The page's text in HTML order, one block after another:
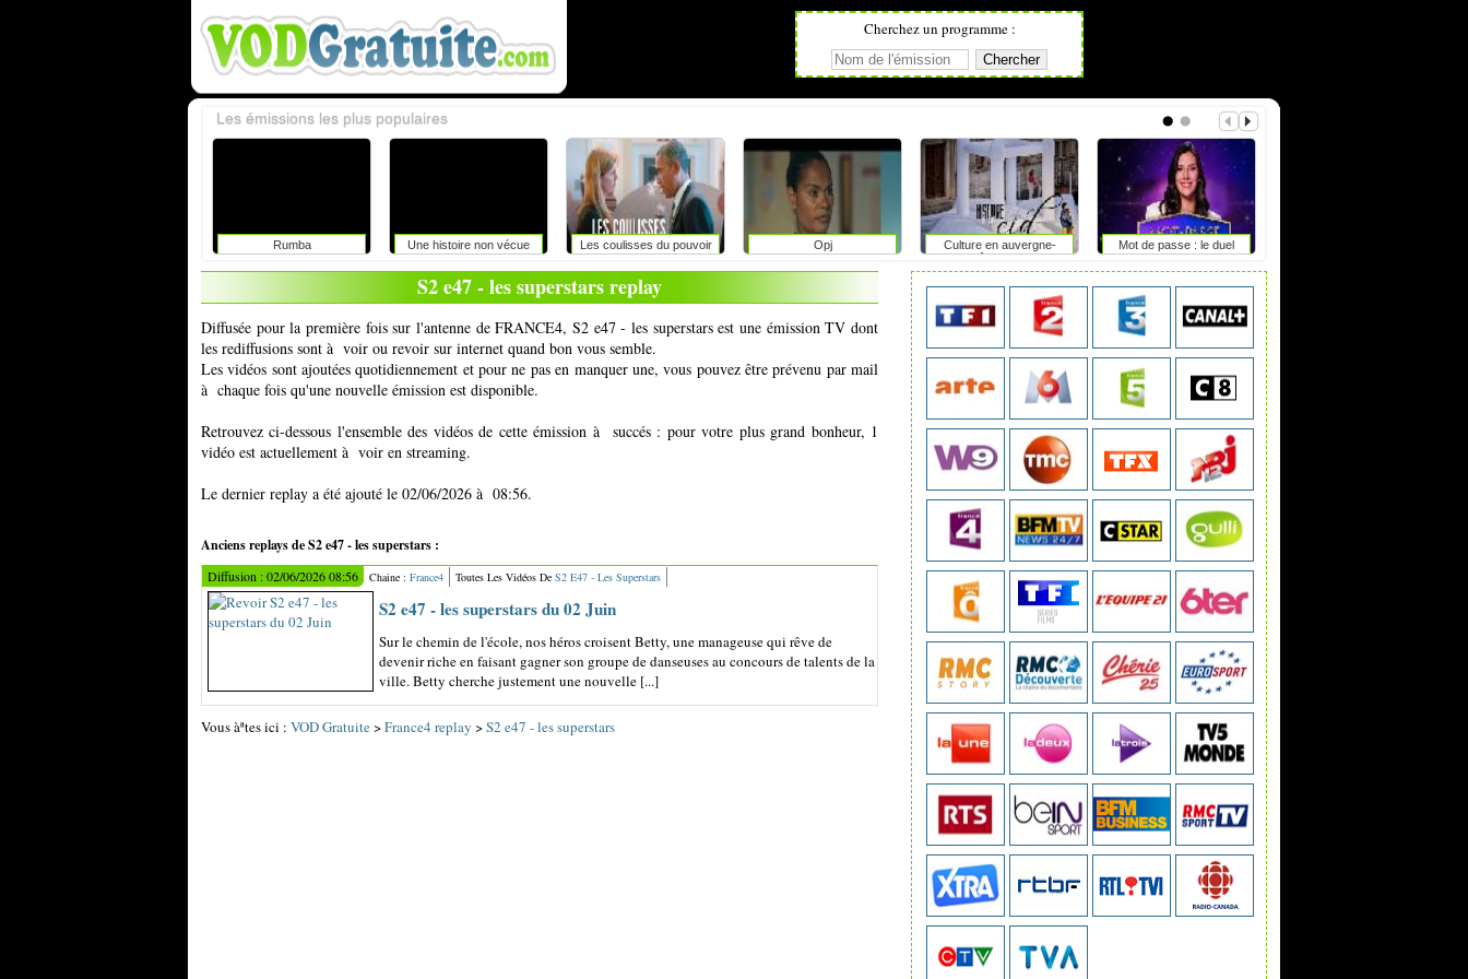
Cherchez un programme :
Rumba Une histoire non vécue Les coulisses du pouvoir Opj
Culture en auvergne-
rhône-alpes
Mot de passe : le duel
Les émissions les plus populaires
S2 e47 - les superstars replay
Diffusée pour la première fois sur l'antenne de FRANCE4, S2 e47 - les superstars est une émission TV dont
les rediffusions sont à voir ou revoir sur internet quand bon vous semble.
Les vidéos sont ajoutées quotidiennement et pour ne pas en manquer une, vous pouvez être prévenu par mail
à chaque fois qu'une nouvelle émission est disponible.
Retrouvez ci-dessous l'ensemble des vidéos de cette émission à succés : pour votre plus grand bonheur, 1
vidéo est actuellement à voir en streaming.
Le dernier replay a été ajouté le 02/06/2026 à 08:56.
Anciens replays de S2 e47 - les superstars :
Diffusion : 02/06/2026 08:56 Chaine : France4 Toutes Les Vidéos De S2 E47 - Les Superstars
S2 e47 - les superstars du 02 Juin
Sur le chemin de l'école, nos héros croisent Betty, une manageuse qui rêve de
devenir riche en faisant gagner son groupe de danseuses au concours de talents de la
ville. Betty cherche justement une nouvelle [...]
Vous àªtes ici : VOD Gratuite>France4 replay >S2 e47 - les superstars